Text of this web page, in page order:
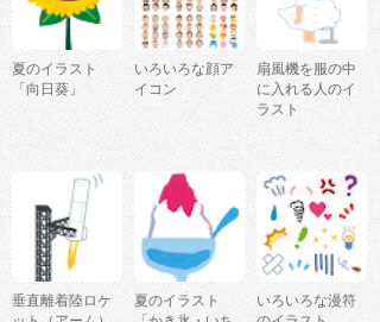
夏のイラスト
「向日葵」
いろいろな顔ア
イコン
扇風機を服の中
に入れる人のイ
ラスト
垂直離着陸ロケ
夏のイラスト
いろいろな漫符